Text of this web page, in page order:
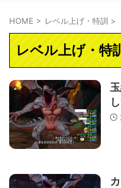
HOME > レベル上げ・特訓 >
レベル上げ・特